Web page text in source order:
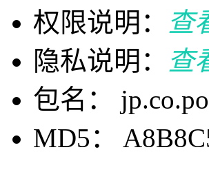
权限说明：
查
隐私说明：
查
包名：
MD5：